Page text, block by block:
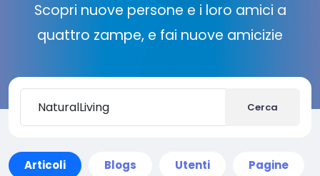
Scopri nuove persone e i loro amici a
quattro zampe, e fai nuove amicizie
Cerca
Articoli Blogs Utenti Pagine